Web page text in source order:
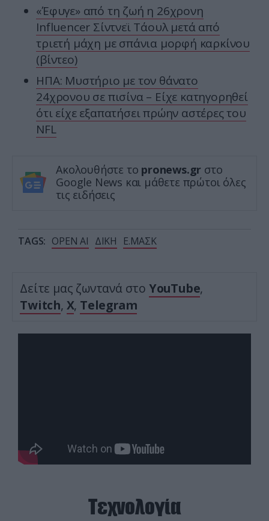
«Έφυγε» από τη ζωή η 26χρονη
Ιnfluencer Σίντνεϊ Τάουλ μετά από
τριετή μάχη με σπάνια μορφή καρκίνου
(βίντεο)
ΗΠΑ: Mυστήριο με τον θάνατο
24χρονου σε πισίνα – Είχε κατηγορηθεί
ότι είχε εξαπατήσει πρώην αστέρες του
NFL
Ακολουθήστε το pronews.gr στο
Google News και μάθετε πρώτοι όλες
τις ειδήσεις
TAGS: OPEN AI ΔΙΚΗ Ε.ΜΑΣΚ
Δείτε μας ζωντανά στο YouTube,
Twitch, X, Telegram
Τεχνολογία